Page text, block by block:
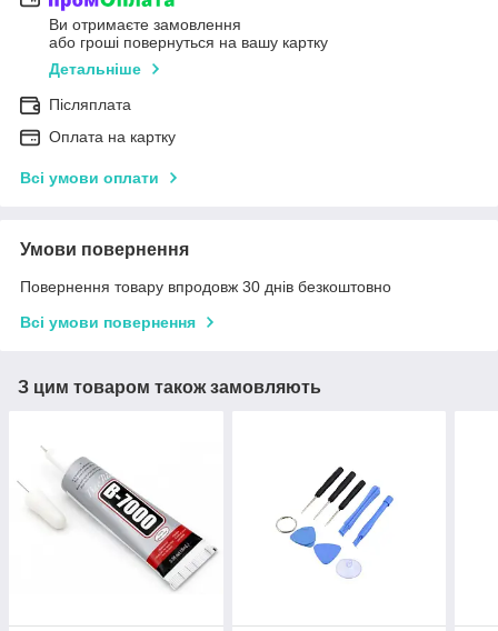
Ви отримаєте замовлення
або гроші повернуться на вашу картку
Детальніше
Післяплата
Оплата на картку
Всі умови оплати
Умови повернення
Повернення товару впродовж 30 днів безкоштовно
Всі умови повернення
З цим товаром також замовляють